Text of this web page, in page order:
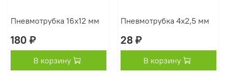
Пневмотрубка 16х12 мм
180 ₽
В корзину
Пневмотрубка 4х2,5 мм
28 ₽
В корзину